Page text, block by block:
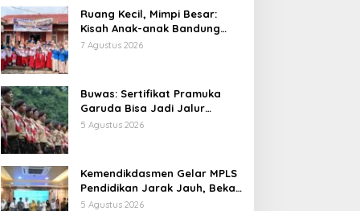
Ruang Kecil, Mimpi Besar:
Kisah Anak-anak Bandung
Ujung Menemukan Dunia
7 Agustus 2026
Buwas: Sertifikat Pramuka
Garuda Bisa Jadi Jalur
Khusus Masuk TNI, Polri, dan
5 Agustus 2026
Kemendikdasmen Gelar MPLS
Pendidikan Jarak Jauh, Bekali
Murid Bangun Kemandirian
5 Agustus 2026